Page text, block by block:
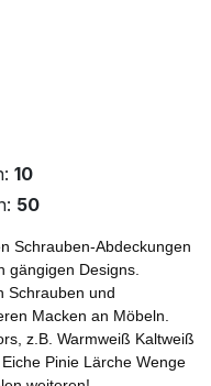
10
50
Schrauben-Abdeckungen
gängigen Designs.
Schrauben und
Macken an Möbeln.
z.B. Warmweiß Kaltweiß
Pinie Lärche Wenge